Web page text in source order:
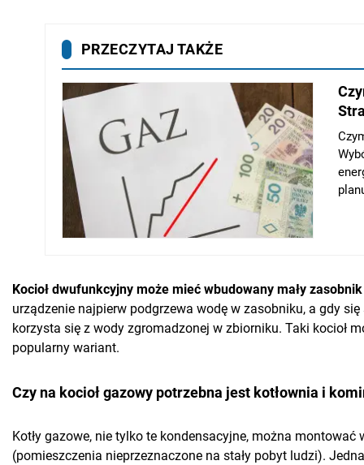
Kocioł dwufunkcyjny może mieć wbudowany mały
urządzenie najpierw podgrzewa wodę w zasobniku, a gdy
korzysta się z wody zgromadzonej w zbiorniku. Taki kocioł
popularny wariant.
Czy na kocioł gazowy potrzebna jest kotłownia i
Kotły gazowe, nie tylko te kondensacyjne, można
(pomieszczenia nieprzeznaczone na stały pobyt ludzi).